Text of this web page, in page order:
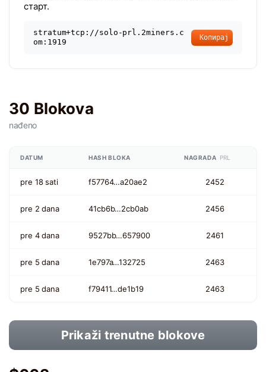
старт.
stratum+tcp://solo-prl.2miners.c
om:1919
Копирај
30 Blokova
nađeno
DATUM HASH BLOKA NAGRADA PRL
pre 18 sati f57764…a20ae2 2452
pre 2 dana 41cb6b…2cb0ab 2456
pre 4 dana 9527bb…657900 2461
pre 5 dana 1e797a…132725 2463
pre 5 dana f79411…de1b19 2463
Prikaži trenutne blokove